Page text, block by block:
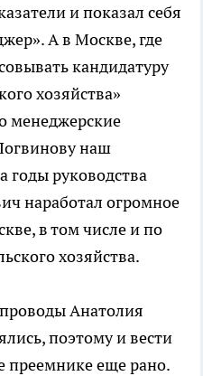
и показал себя
А в Москве, где
кандидатуру
хозяйства»
менеджерские
наш
годы руководства
наработал огромное
в том числе и по
хозяйства.
Анатолия
поэтому и вести
преемнике еще рано.